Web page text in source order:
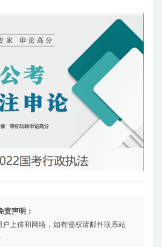
责声明：
户上传和网络，如有侵权请邮件联系站